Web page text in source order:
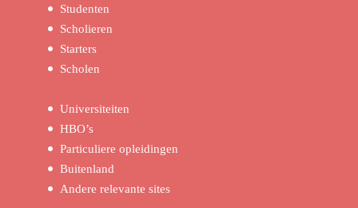
Studenten
Scholieren
Starters
Scholen
Universiteiten
HBO’s
Particuliere opleidingen
Buitenland
Andere relevante sites